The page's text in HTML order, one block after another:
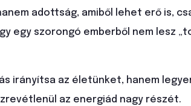
adottság, amiből lehet erő is,
egy szorongó emberből nem lesz
irányítsa az életünket, hanem
az energiád nagy részét.